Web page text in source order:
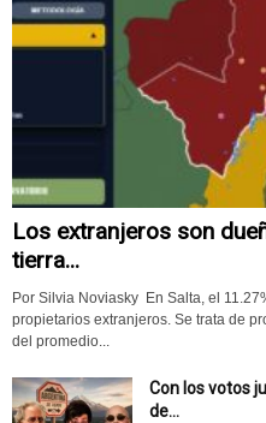
Los extranjeros son
tierra...
Por Silvia Noviasky En Salta, el
propietarios extranjeros. Se trata de
del promedio...
Con los votos
de...